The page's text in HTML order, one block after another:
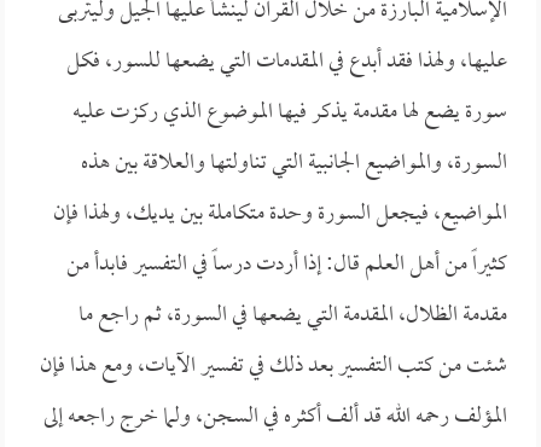
الإسلامية البارزة من خلال القرآن لينشأ عليها الجيل وليتربى
عليها، ولهذا فقد أبدع في المقدمات التي يضعها للسور، فكل
سورة يضع لها مقدمة يذكر فيها الموضوع الذي ركزت عليه
السورة، والمواضيع الجانبية التي تناولتها والعلاقة بين هذه
المواضيع، فيجعل السورة وحدة متكاملة بين يديك، ولهذا فإن
كثيراً من أهل العلم قال: إذا أردت درساً في التفسير فابدأ من
مقدمة الظلال، المقدمة التي يضعها في السورة، ثم راجع ما
شئت من كتب التفسير بعد ذلك في تفسير الآيات، ومع هذا فإن
المؤلف رحمه الله قد ألف أكثره في السجن، ولما خرج راجعه إلى